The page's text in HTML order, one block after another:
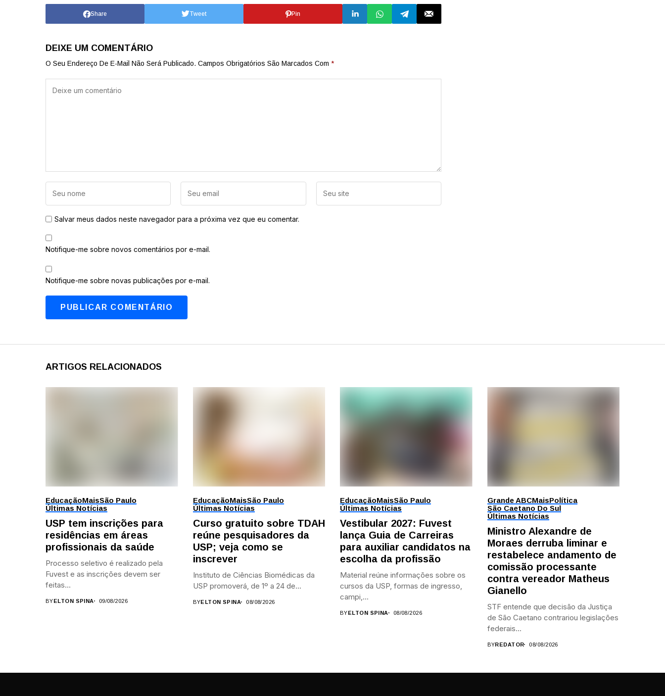
Share Tweet Pin
DEIXE UM COMENTÁRIO
O Seu Endereço De E-Mail Não Será Publicado. Campos Obrigatórios São Marcados Com *
Salvar meus dados neste navegador para a próxima vez que eu comentar.
Notifique-me sobre novos comentários por e-mail.
Notifique-me sobre novas publicações por e-mail.
ARTIGOS RELACIONADOS
EducaçãoMaisSão Paulo
Últimas Notícias
USP tem inscrições para
residências em áreas
profissionais da saúde
Processo seletivo é realizado pela
Fuvest e as inscrições devem ser
feitas...
BYELTON SPINA 09/08/2026
EducaçãoMaisSão Paulo
Últimas Notícias
Curso gratuito sobre TDAH
reúne pesquisadores da
USP; veja como se
inscrever
Instituto de Ciências Biomédicas da
USP promoverá, de 1º a 24 de...
BYELTON SPINA 08/08/2026
EducaçãoMaisSão Paulo
Últimas Notícias
Vestibular 2027: Fuvest
lança Guia de Carreiras
para auxiliar candidatos na
escolha da profissão
Material reúne informações sobre os
cursos da USP, formas de ingresso,
campi,...
BYELTON SPINA 08/08/2026
Grande ABCMaisPolítica
São Caetano Do Sul
Últimas Notícias
Ministro Alexandre de
Moraes derruba liminar e
restabelece andamento de
comissão processante
contra vereador Matheus
Gianello
STF entende que decisão da Justiça
de São Caetano contrariou legislações
federais...
BYREDATOR 08/08/2026